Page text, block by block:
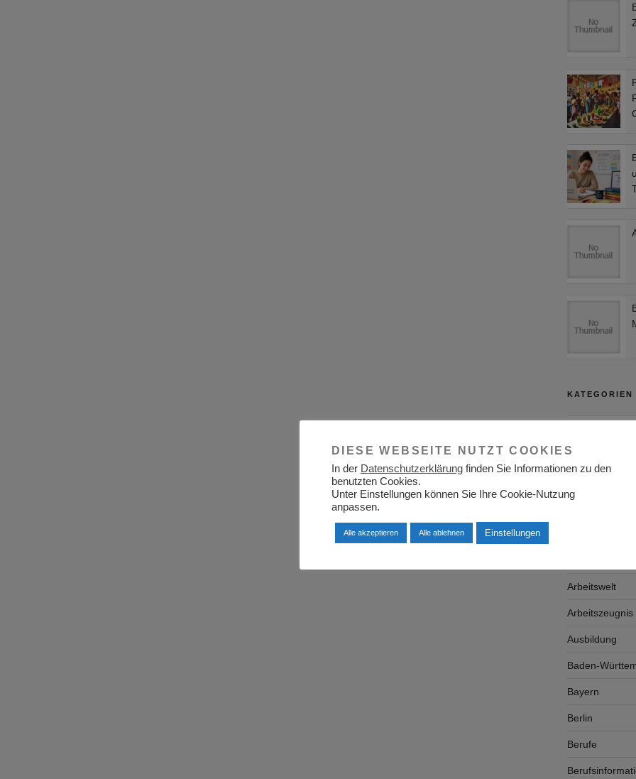
KATEGORIEN
Aktuelles
Arbeitswelt
Arbeitszeugnis
Ausbildung
Baden-
Bayern
Berlin
Berufe
DIESE WEBSEITE NUTZT COOKIES
In der Datenschutzerklärung finden Sie Informationen zu den
benutzten Cookies.
Unter Einstellungen können Sie Ihre Cookie-Nutzung
anpassen.
Alle akzeptieren Alle ablehnen Einstellungen